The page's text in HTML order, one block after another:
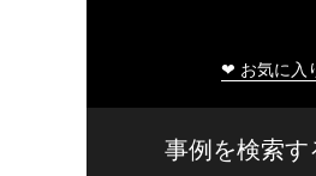
❤ お気に入
事例を検索す